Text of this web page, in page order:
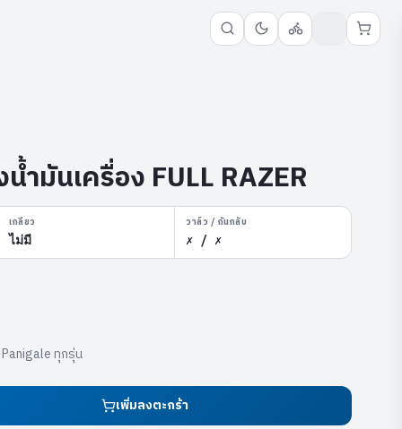
ำมันเครื่อง FULL RAZER
เกลียว
ไม่มี
วาล์ว / กันกลับ
✗ / ✗
ทุกรุ่น
เพิ่มลงตะกร้า